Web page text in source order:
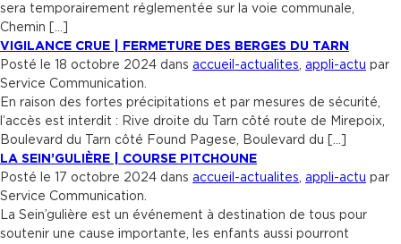
sera temporairement réglementée sur la voie communale,
Chemin […]
VIGILANCE CRUE | FERMETURE DES BERGES DU TARN
Posté le 18 octobre 2024 dans accueil-actualites appli-actu par
Service Communication.
En raison des fortes précipitations et par mesures de sécurité,
l’accès est interdit : Rive droite du Tarn côté route de Mirepoix,
Boulevard du Tarn côté Found Pagese, Boulevard du […]
LA SEIN’GULIÈRE | COURSE PITCHOUNE
Posté le 17 octobre 2024 dans accueil-actualites appli-actu par
Service Communication.
La Sein’gulière est un événement à destination de tous pour
soutenir une cause importante, les enfants aussi pourront